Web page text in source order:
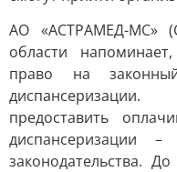
АО «АСТРАМЕД-МС»
области
право на
предоставить
диспансеризации –
законодательства.